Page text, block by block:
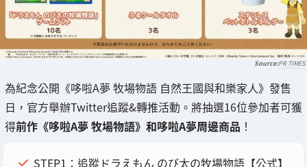
PR TIMES
為紀念公開《哆啦A夢 牧場物語 自然王國與和樂家人》發售
日，官方舉辦Twitter追蹤&轉推活動。將抽選16位參加者可獲
得前作《哆啦A夢 牧場物語》和哆啦A夢周邊商品 ！
STEP1：追蹤ドラえもん のび太の牧場物語【公式】